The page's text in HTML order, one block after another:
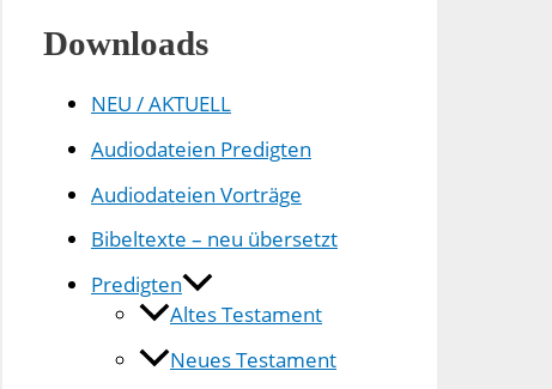
Downloads
NEU / AKTUELL
Audiodateien Predigten
Audiodateien Vorträge
Bibeltexte – neu übersetzt
Predigten
Altes Testament
Neues Testament